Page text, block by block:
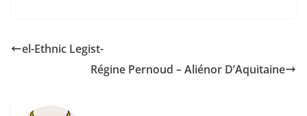
el-Ethnic Legist-
Régine Pernoud – Aliénor D’Aquitaine